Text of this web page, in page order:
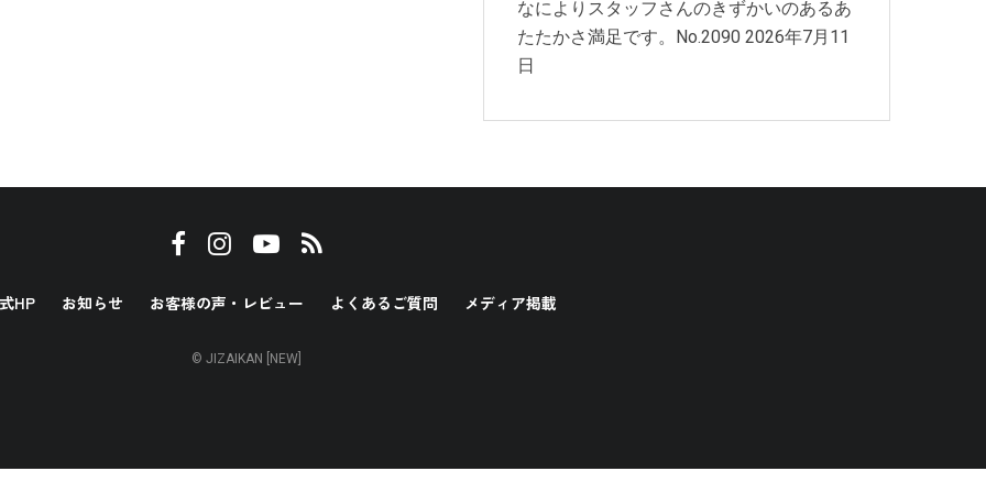
なによりスタッフさんのきずかいのあるあ
たたかさ満足です。No.2090 2026年7月11
日
HP お知らせ お客様の声・レビュー よくあるご質問 メディア掲載
© JIZAIKAN [NEW]